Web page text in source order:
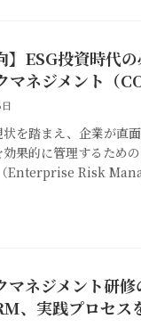
】ESG投資時代
マネジメント（
を踏まえ、企業が直
果的に管理するため
Enterprise Risk
マネジメント研
、実践プロセス